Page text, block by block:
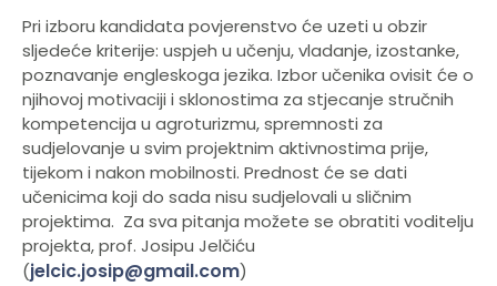
Pri izboru kandidata povjerenstvo će uzeti u obzir
sljedeće kriterije: uspjeh u učenju, vladanje, izostanke,
poznavanje engleskoga jezika. Izbor učenika ovisit će o
njihovoj motivaciji i sklonostima za stjecanje stručnih
kompetencija u agroturizmu, spremnosti za
sudjelovanje u svim projektnim aktivnostima prije,
tijekom i nakon mobilnosti. Prednost će se dati
učenicima koji do sada nisu sudjelovali u sličnim
projektima. Za sva pitanja možete se obratiti voditelju
projekta, prof. Josipu Jelčiću
(jelcic.josip@gmail.com)